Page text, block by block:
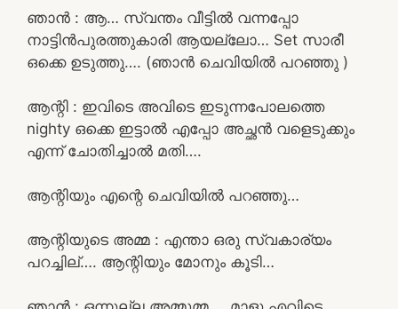
ഞാൻ : ആ… സ്വന്തം വീട്ടിൽ വന്നപ്പോ
നാട്ടിൻപുരത്തുകാരി ആയല്ലോ… Set സാരീ
ഒക്കെ ഉടുത്തു…. (ഞാൻ ചെവിയിൽ പറഞ്ഞു )
ആന്റി : ഇവിടെ അവിടെ ഇടുന്നപോലത്തെ
nighty ഒക്കെ ഇട്ടാൽ എപ്പോ അച്ഛൻ വളെടുക്കും
എന്ന് ചോതിച്ചാൽ മതി….
ആന്റിയും എന്റെ ചെവിയിൽ പറഞ്ഞു…
ആന്റിയുടെ അമ്മ : എന്താ ഒരു സ്വകാര്യം
പറച്ചില്…. ആന്റിയും മോനും കൂടി…